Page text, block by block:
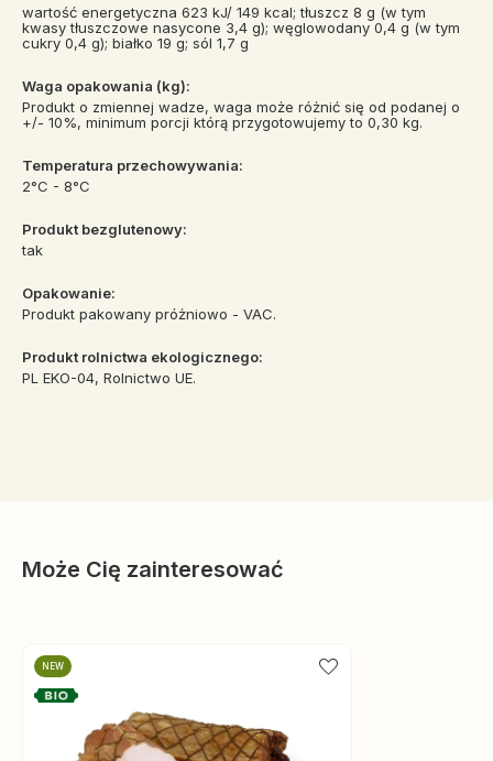
wartość energetyczna 623 kJ/ 149 kcal; tłuszcz 8 g (w tym
kwasy tłuszczowe nasycone 3,4 g); węglowodany 0,4 g (w tym
cukry 0,4 g); białko 19 g; sól 1,7 g
Waga opakowania (kg):
Produkt o zmiennej wadze, waga może różnić się od podanej o
+/- 10%, minimum porcji którą przygotowujemy to 0,30 kg.
Temperatura przechowywania:
2°C - 8°C
Produkt bezglutenowy:
tak
Opakowanie:
Produkt pakowany próżniowo - VAC.
Produkt rolnictwa ekologicznego:
PL EKO-04, Rolnictwo UE.
Może Cię zainteresować
NEW